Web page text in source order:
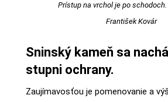
Prístup na vrchol je po
František Kovár
Sninský kameň sa
stupni ochrany.
Zaujímavosťou je pomenovanie a